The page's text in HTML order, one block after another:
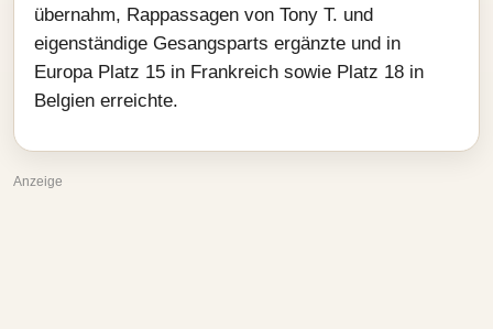
übernahm, Rappassagen von Tony T. und
eigenständige Gesangsparts ergänzte und in
Europa Platz 15 in Frankreich sowie Platz 18 in
Belgien erreichte.
Anzeige